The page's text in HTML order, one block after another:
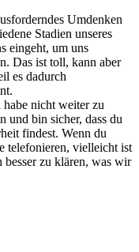
Umdenken
Stadien unseres
eingeht, um uns
Das ist toll, kann aber
es dadurch
nicht weiter zu
und bin sicher, dass du
findest. Wenn du
telefonieren, vielleicht ist
besser zu klären, was wir